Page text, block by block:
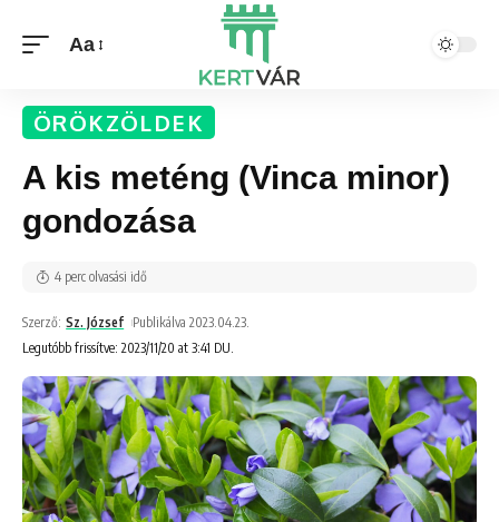
Aa
ÖRÖKZÖLDEK
A kis meténg (Vinca minor)
gondozása
Legutóbb frissítve: 2023/11/20 at 3:41 DU.
Szerző: Sz. József Publikálva 2023.04.23.
4 perc olvasási idő